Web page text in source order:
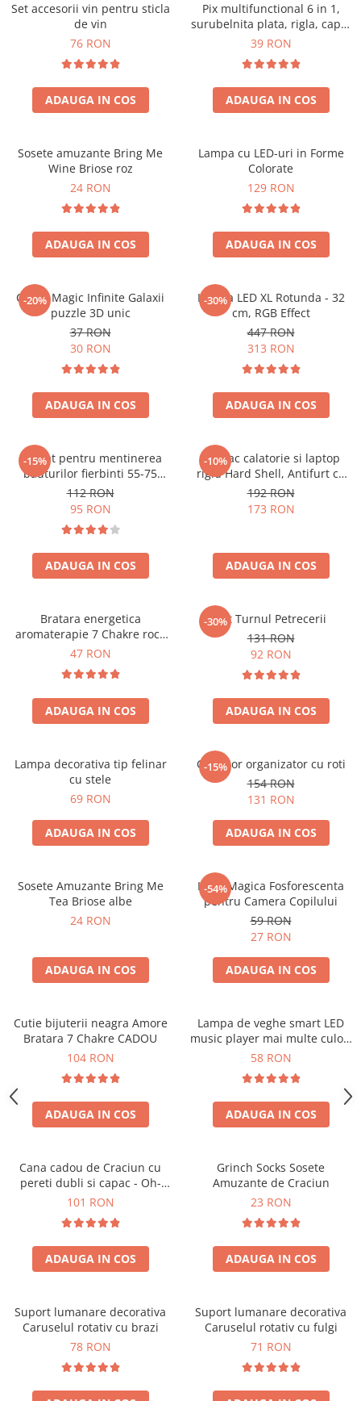
Set accesorii vin pentru sticla
de vin
76 RON
ADAUGA IN COS
Pix multifunctional 6 in 1,
surubelnita plata, rigla, capat
touchscreen, nivela cu bula
39 RON
ADAUGA IN COS
Sosete amuzante Bring Me
Wine Briose roz
24 RON
ADAUGA IN COS
Lampa cu LED-uri in Forme
Colorate
129 RON
ADAUGA IN COS
-20%
Cubul Magic Infinite Galaxii
puzzle 3D unic
37 RON
30 RON
ADAUGA IN COS
-30%
Lampa LED XL Rotunda - 32
cm, RGB Effect
447 RON
313 RON
ADAUGA IN COS
-15%
Aparat pentru mentinerea
bauturilor fierbinti 55-75
grade
112 RON
95 RON
ADAUGA IN COS
-10%
Rucsac calatorie si laptop
rigid Hard Shell, Antifurt cu
port USB, Waterproof,
44x30x17 cm,
192 RON
173 RON
ADAUGA IN COS
Bratara energetica
aromaterapie 7 Chakre roca
vulcanica
47 RON
ADAUGA IN COS
-30%Set Turnul Petrecerii
131 RON
92 RON
ADAUGA IN COS
Lampa decorativa tip felinar
cu stele
69 RON
ADAUGA IN COS
-15%
Carucior organizator cu roti
154 RON
131 RON
ADAUGA IN COS
Sosete Amuzante Bring Me
Tea Briose albe
24 RON
ADAUGA IN COS
-54%
Luna Magica Fosforescenta
pentru Camera Copilului
59 RON
27 RON
ADAUGA IN COS
Cutie bijuterii neagra Amore
Bratara 7 Chakre CADOU
104 RON
ADAUGA IN COS
Lampa de veghe smart LED
music player mai multe culori
touch control handsfree
58 RON
ADAUGA IN COS
Cana cadou de Craciun cu
pereti dubli si capac - Oh-
Brad-frumos
101 RON
ADAUGA IN COS
Grinch Socks Sosete
Amuzante de Craciun
23 RON
ADAUGA IN COS
Suport lumanare decorativa
Caruselul rotativ cu brazi
78 RON
Suport lumanare decorativa
Caruselul rotativ cu fulgi
71 RON